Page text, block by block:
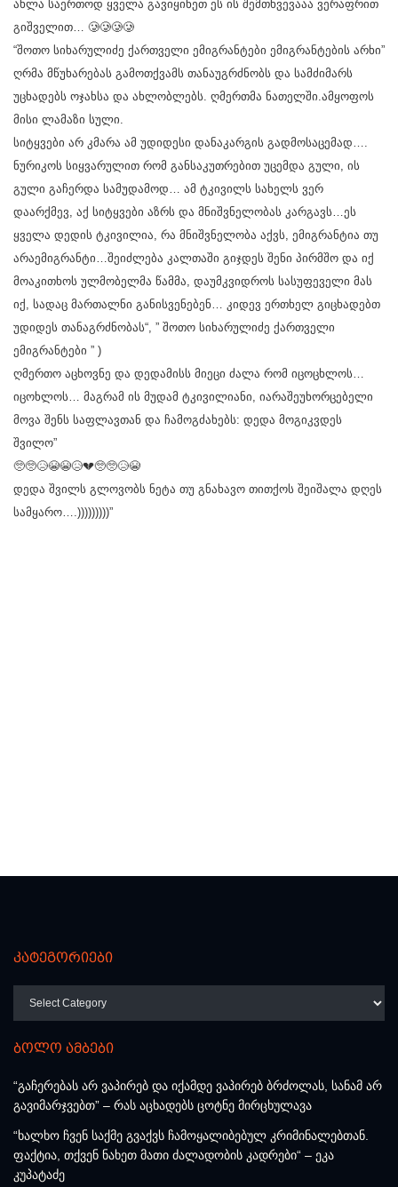
ახლა საერთოდ ყველა გავიყინეთ ეს ის შემთხვევააა ვერაფრით
გიშველით… 🥲🥲🥲🥲
“შოთო სიხარულიძე ქართველი ემიგრანტები ემიგრანტების არხი”
ღრმა მწუხარებას გამოთქვამს თანაუგრძნობს და სამძიმარს
უცხადებს ოჯახსა და ახლობლებს. ღმერთმა ნათელში.ამყოფოს
მისი ლამაზი სული.
სიტყვები არ კმარა ამ უდიდესი დანაკარგის გადმოსაცემად….
ნურიკოს სიყვარულით რომ განსაკუთრებით უცემდა გული, ის
გული გაჩერდა სამუდამოდ… ამ ტკივილს სახელს ვერ
დაარქმევ, აქ სიტყვები აზრს და მნიშვნელობას კარგავს…ეს
ყველა დედის ტკივილია, რა მნიშვნელობა აქვს, ემიგრანტია თუ
არაემიგრანტი…შეიძლება კალთაში გიჯდეს შენი პირმშო და იქ
მოაკითხოს ულმობელმა წამმა, დაუმკვიდროს სასუფეველი მას
იქ, სადაც მართალნი განისვენებენ… კიდევ ერთხელ გიცხადებთ
უდიდეს თანაგრძნობას“, ” შოთო სიხარულიძე ქართველი
ემიგრანტები ” )
ღმერთო აცხოვნე და დედამისს მიეცი ძალა რომ იცოცხლოს…
იცოხლოს… მაგრამ ის მუდამ ტკივილიანი, იარაშეუხორცებელი
მოვა შენს საფლავთან და ჩამოგძახებს: დედა მოგიკვდეს
შვილო”
🥺🥺😥😭😭😥💔🥺🥺😥😭
დედა შვილს გლოვობს ნეტა თუ გნახავო თითქოს შეიშალა დღეს
სამყარო….)))))))))”
კატეგორიები
ბოლო ამბები
“გაჩერებას არ ვაპირებ და იქამდე ვაპირებ ბრძოლას, სანამ არ
გავიმარჯვებთ” – რას აცხადებს ცოტნე მირცხულავა
“ხალხო ჩვენ საქმე გვაქვს ჩამოყალიბებულ კრიმინალებთან.
ფაქტია, თქვენ ნახეთ მათი ძალადობის კადრები“ – ეკა
კუპატაძე